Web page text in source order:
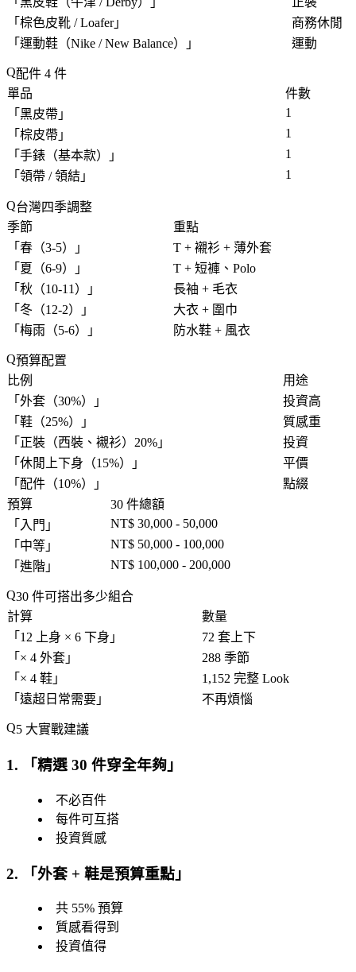
「 棕色皮靴 / Loafer」
商務休閒
「 運動鞋（Nike / New Balance） 」 運動
配件 4 件
單品
件數
「 黑皮帶 」
1
「 棕皮帶 」
1
「 手錶（基本款） 」
1
「 領帶 / 領結 」 1
台灣四季調整
季節
重點
「 春（3-5） 」
T + 襯衫 + 薄外套
「 夏（6-9） 」
T + 短褲、Polo
「 秋（10-11） 」
長袖 + 毛衣
「 冬（12-2） 」
大衣 + 圍巾
「 梅雨（5-6） 」 防水鞋 + 風衣
預算配置
比例
用途
「 外套（30%） 」
投資高
「 鞋（25%） 」
質感重
「 正裝（西裝、襯衫）20% 」
投資
「 休閒上下身（15%） 」
平價
「 配件（10%） 」
點綴
預算
30 件總額
「 入門 」
NT$ 30,000 - 50,000
「 中等 」
NT$ 50,000 - 100,000
「 進階 」 NT$ 100,000 - 200,000
30 件可搭出多少組合
計算
數量
「 12 上身 × 6 下身 」
72 套上下
「 × 4 外套 」
288 季節
「 × 4 鞋 」
1,152 完整 Look
「 遠超日常需要 」 不再煩惱
5 大實戰建議
1. 「精選 30 件穿全年夠 」
不必百件
每件可互搭
投資質感
2. 「外套 + 鞋是預算重點 」
共 55% 預算
質感看得到
投資值得